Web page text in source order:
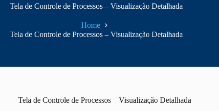
Tela de Controle de Processos – Visualização Detalhada
Home
Tela de Controle de Processos – Visualização Detalhada
Tela de Controle de Processos – Visualização Detalhada